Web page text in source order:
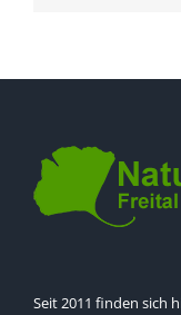
Seit 2011 finden sich